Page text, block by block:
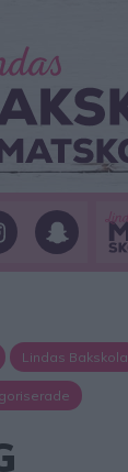
Lindas Bakskola